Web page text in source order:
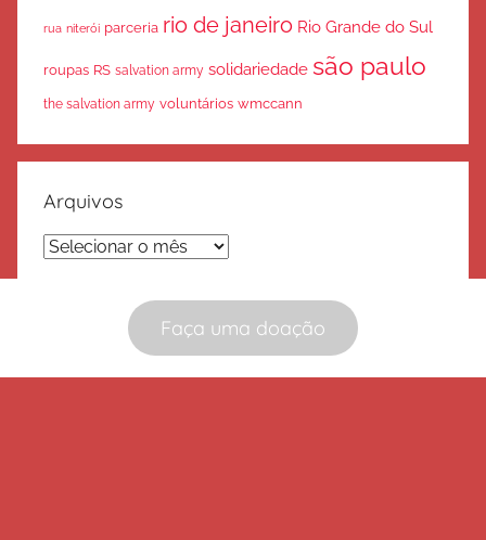
Faça uma doação
rua niterói parceria rio de janeiro Rio Grande do Sul
roupas RS salvation army solidariedade são paulo
the salvation army voluntários wmccann
Arquivos
Arquivos